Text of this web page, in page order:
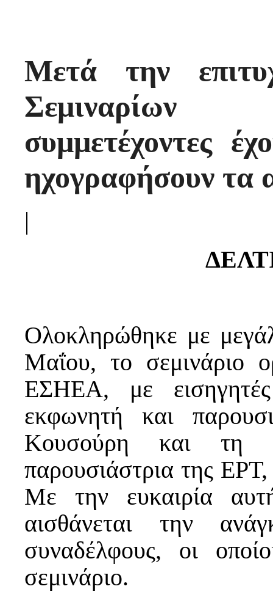
Μετά την
συμμετέχοντες
ηχογραφήσουν τα
|
Ολοκληρώθηκε με
Μαΐου, το σεμινάριο
ΕΣΗΕΑ, με
εκφωνητή και
Κουσούρη και τη
παρουσιάστρια της
Με την ευκαιρία
αισθάνεται την
συναδέλφους, οι
σεμινάριο.